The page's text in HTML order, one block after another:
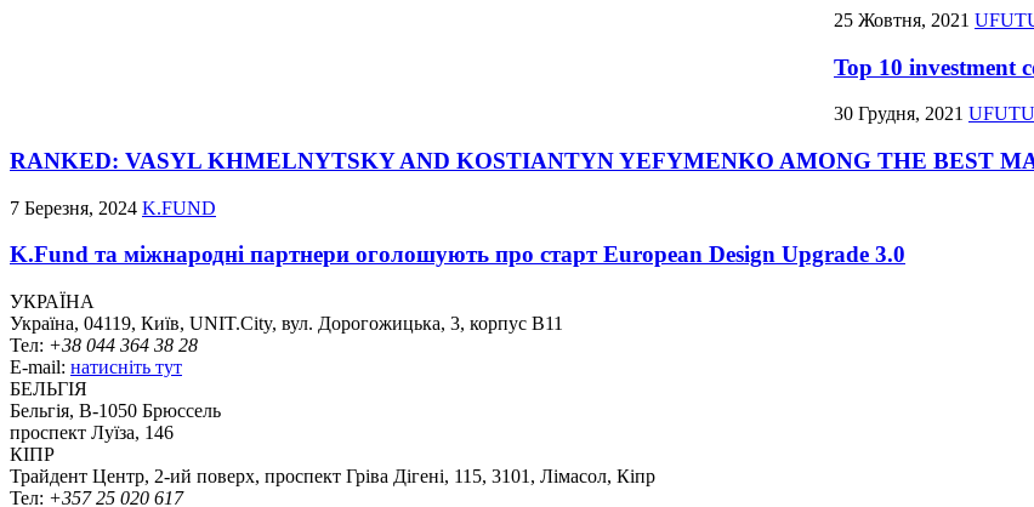
25 Жовтня, 2021
Top 10 investment
30 Грудня, 2021
RANKED: VASYL KHMELNYTSKY AND KOSTIANTYN YEFYMENKO AMONG THE BEST
7 Березня, 2024 K.FUND
K.Fund та міжнародні партнери оголошують про старт European Design Upgrade 3.0
УКРАЇНА
Україна, 04119, Київ, UNIT.City, вул. Дорогожицька, 3, корпус B11
Тел: +38 044 364 38 28
E-mail: натисніть тут
БЕЛЬГІЯ
Бельгія, В-1050 Брюссель
проспект Луїза, 146
КІПР
Трайдент Центр, 2-ий поверх, проспект Гріва Дігені, 115, 3101, Лімасол, Кіпр
Тел: +357 25 020 617